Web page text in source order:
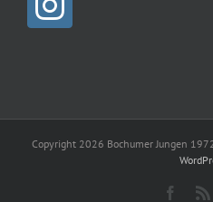
Copyright 2026 Bochumer Jungen